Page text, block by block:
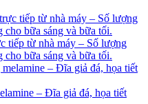
tiếp từ nhà máy – Số lượng
bữa sáng và bữa tối.
– Đĩa giả đá, họa tiết